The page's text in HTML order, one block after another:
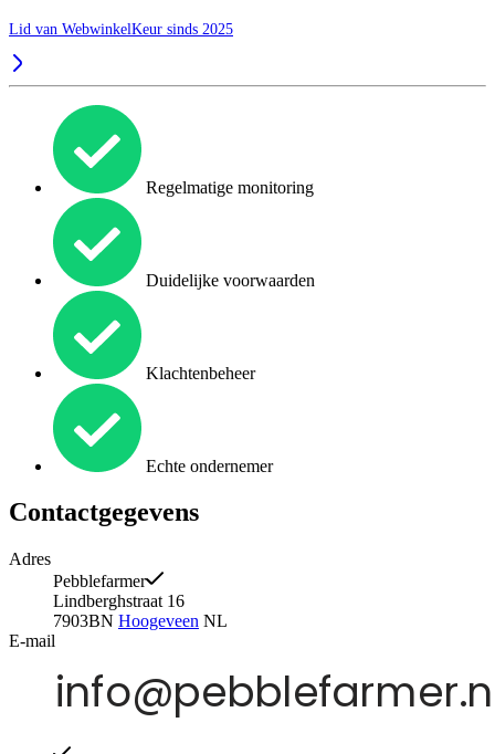
Lid van WebwinkelKeur sinds 2025
Regelmatige monitoring
Duidelijke voorwaarden
Klachtenbeheer
Echte ondernemer
Contactgegevens
Adres
Pebblefarmer
Lindberghstraat 16
7903BN Hoogeveen NL
E-mail